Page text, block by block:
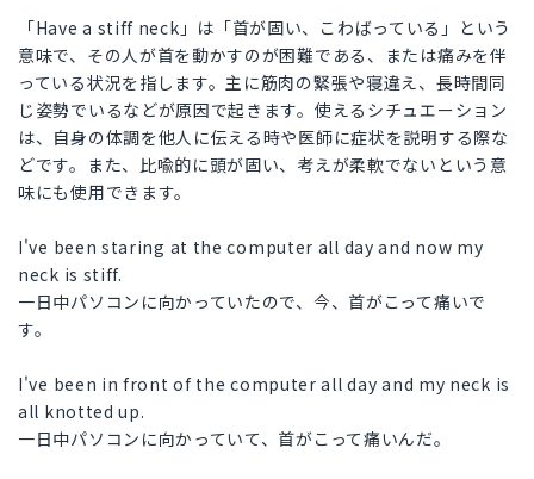
「Have a stiff neck」は「首が固い、こわばっている」という
意味で、その人が首を動かすのが困難である、または痛みを伴
っている状況を指します。主に筋肉の緊張や寝違え、長時間同
じ姿勢でいるなどが原因で起きます。使えるシチュエーション
は、自身の体調を他人に伝える時や医師に症状を説明する際な
どです。また、比喩的に頭が固い、考えが柔軟でないという意
味にも使用できます。
I've been staring at the computer all day and now my
neck is stiff.
一日中パソコンに向かっていたので、今、首がこって痛いで
す。
I've been in front of the computer all day and my neck is
all knotted up.
一日中パソコンに向かっていて、首がこって痛いんだ。